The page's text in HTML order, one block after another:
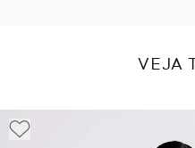
VEJA